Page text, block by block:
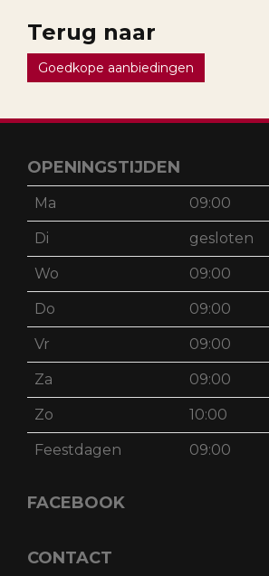
Terug naar
Goedkope aanbiedingen
OPENINGSTIJDEN
Ma 09:00
Di gesloten
Wo 09:00
Do 09:00
Vr 09:00
Za 09:00
Zo 10:00
Feestdagen 09:00
FACEBOOK
CONTACT